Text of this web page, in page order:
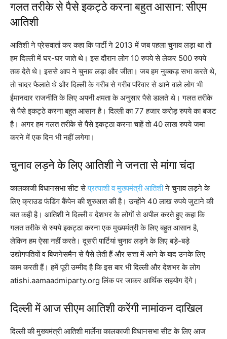
गलत तरीके से पैसे इकट्ठे करना बहुत आसान: सीएम
आतिशी
आतिशी ने प्रेसवार्ता कर कहा कि पार्टी ने 2013 में जब पहला चुनाव लड़ा था तो
हम दिल्ली में घर-घर जाते थे। इस दौरान लोग 10 रुपये से लेकर 500 रुपये
तक देते थे। इससे आप ने चुनाव लड़ा और जीता। जब हम नुक्कड़ सभा करते थे,
तो चादर फैलाते थे और दिल्ली के गरीब से गरीब परिवार से आने वाले लोग भी
ईमानदार राजनीति के लिए अपनी क्षमता के अनुसार पैसे डालते थे। गलत तरीके
से पैसे इकट्ठे करना बहुत आसान है। दिल्ली का 77 हजार करोड़ रुपये का बजट
है। अगर हम गलत तरीके से पैसे इकट्ठा करना चाहें तो 40 लाख रुपये जमा
करने में एक दिन भी नहीं लगेगा।
चुनाव लड़ने के लिए आतिशी ने जनता से मांगा चंदा
कालकाजी विधानसभा सीट सेप्रत्याशी व मुख्यमंत्री आतिशीने चुनाव लड़ने के
लिए क्राउड फंडिंग कैंपेन की शुरुआत की है। उन्होंने 40 लाख रुपये जुटाने की
बात कही है। आतिशी ने दिल्ली व देशभर के लोगों से अपील करते हुए कहा कि
गलत तरीके से रुपये इकट्ठा करना एक मुख्यमंत्री के लिए बहुत आसान है,
लेकिन हम ऐसा नहीं करते। दूसरी पार्टियां चुनाव लड़ने के लिए बड़े-बड़े
उद्योगपतियों व बिजनेसमैन से पैसे लेती हैं और सत्ता में आने के बाद उनके लिए
काम करती हैं। हमें पूरी उम्मीद है कि इस बार भी दिल्ली और देशभर के लोग
atishi.aamaadmiparty.org लिंक पर जाकर आर्थिक सहयोग देंगे।
दिल्ली में आज सीएम आतिशी करेंगी नामांकन दाखिल
दिल्ली की मुख्यमंत्री आतिशी मार्लेना कालकाजी विधानसभा सीट के लिए आज